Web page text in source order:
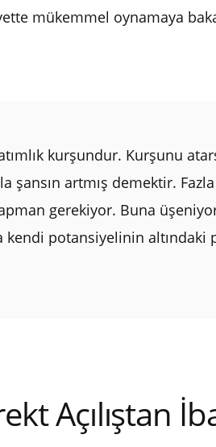
mükemmel oynamaya
kurşundur. Kurşunu
artmış demektir.
gerekiyor. Buna
kendi potansiyelinin
Açılıştan